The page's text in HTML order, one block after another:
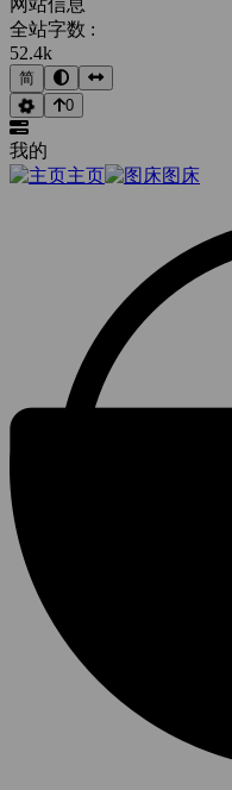
全站字数 :
52.4k
简
0
我的
主页
图床